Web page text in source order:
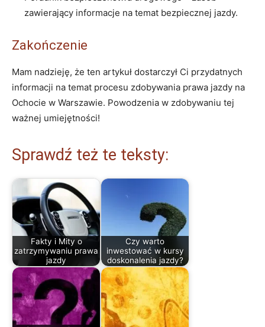
zawierający informacje na temat bezpiecznej jazdy.
Zakończenie
Mam nadzieję, że ten artykuł dostarczył Ci przydatnych
informacji na temat procesu zdobywania prawa jazdy na
Ochocie w Warszawie. Powodzenia w zdobywaniu tej
ważnej umiejętności!
Sprawdź też te teksty:
Fakty i Mity o
zatrzymywaniu prawa
jazdy
Czy warto
inwestować w kursy
doskonalenia jazdy?